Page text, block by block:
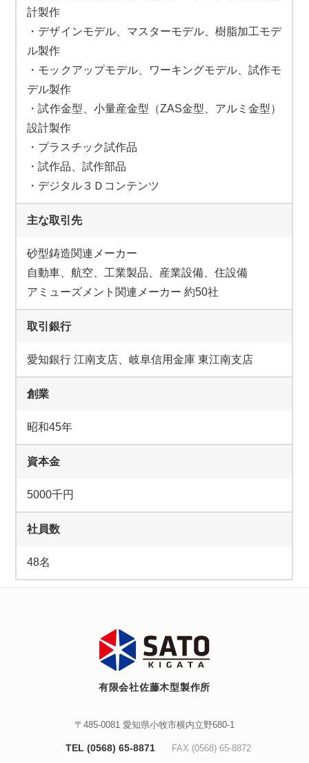
計製作
・デザインモデル、マスターモデル、樹脂加工モデ
ル製作
・モックアップモデル、ワーキングモデル、試作モ
デル製作
・試作金型、小量産金型（ZAS金型、アルミ金型）
設計製作
・プラスチック試作品
・試作品、試作部品
・デジタル３Ｄコンテンツ
主な取引先
砂型鋳造関連メーカー
自動車、航空、工業製品、産業設備、住設備
アミューズメント関連メーカー 約50社
取引銀行
愛知銀行 江南支店、岐阜信用金庫 東江南支店
創業
昭和45年
資本金
5000千円
社員数
48名
有限会社佐藤木型製作所
〒485-0081 愛知県小牧市横内立野680-1
TEL (0568) 65-8871 FAX (0568) 65-8872